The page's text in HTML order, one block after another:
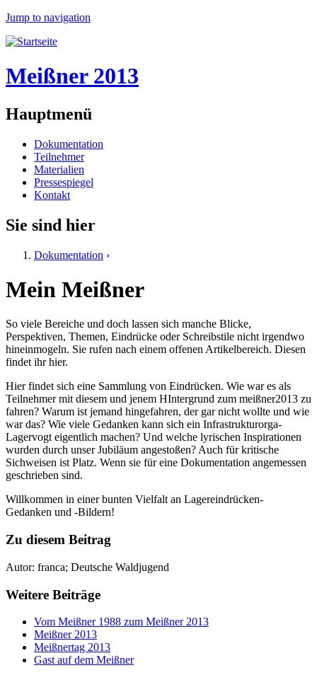
Jump to navigation
Meißner 2013
Hauptmenü
Dokumentation
Teilnehmer
Materialien
Pressespiegel
Kontakt
Sie sind hier
Dokumentation ›
Mein Meißner
So viele Bereiche und doch lassen sich manche Blicke,
Perspektiven, Themen, Eindrücke oder Schreibstile nicht irgendwo
hineinmogeln. Sie rufen nach einem offenen Artikelbereich. Diesen
findet ihr hier.
Hier findet sich eine Sammlung von Eindrücken. Wie war es als
Teilnehmer mit diesem und jenem HIntergrund zum meißner2013 zu
fahren? Warum ist jemand hingefahren, der gar nicht wollte und wie
war das? Wie viele Gedanken kann sich ein Infrastrukturorga-
Lagervogt eigentlich machen? Und welche lyrischen Inspirationen
wurden durch unser Jubiläum angestoßen? Auch für kritische
Sichweisen ist Platz. Wenn sie für eine Dokumentation angemessen
geschrieben sind.
Willkommen in einer bunten Vielfalt an Lagereindrücken-
Gedanken und -Bildern!
Zu diesem Beitrag
Autor: franca; Deutsche Waldjugend
Weitere Beiträge
Vom Meißner 1988 zum Meißner 2013
Meißner 2013
Meißnertag 2013
Gast auf dem Meißner